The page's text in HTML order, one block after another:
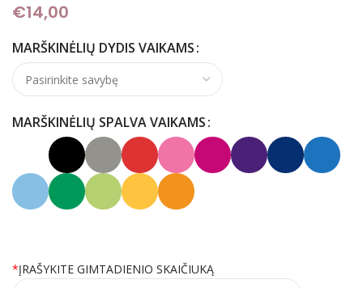
€14,00
MARŠKINĖLIŲ DYDIS VAIKAMS
MARŠKINĖLIŲ SPALVA VAIKAMS
*ĮRAŠYKITE GIMTADIENIO SKAIČIUKĄ